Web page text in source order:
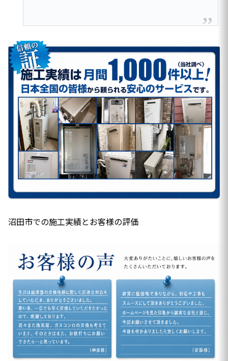
沼田市での施工実績とお客様の評価